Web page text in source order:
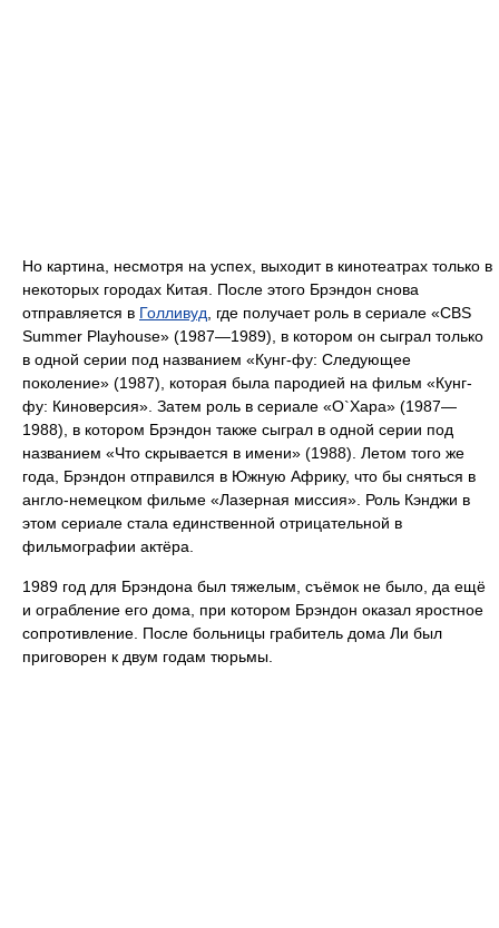
Но картина, несмотря на успех, выходит в кинотеатрах только в
некоторых городах Китая. После этого Брэндон снова
отправляется в Голливуд, где получает роль в сериале «CBS
Summer Playhouse» (1987—1989), в котором он сыграл только
в одной серии под названием «Кунг-фу: Следующее
поколение» (1987), которая была пародией на фильм «Кунг-
фу: Киноверсия». Затем роль в сериале «О`Хара» (1987—
1988), в котором Брэндон также сыграл в одной серии под
названием «Что скрывается в имени» (1988). Летом того же
года, Брэндон отправился в Южную Африку, что бы сняться в
англо-немецком фильме «Лазерная миссия». Роль Кэнджи в
этом сериале стала единственной отрицательной в
фильмографии актёра.
1989 год для Брэндона был тяжелым, съёмок не было, да ещё
и ограбление его дома, при котором Брэндон оказал яростное
сопротивление. После больницы грабитель дома Ли был
приговорен к двум годам тюрьмы.